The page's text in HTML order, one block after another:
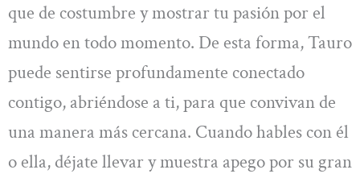
que de costumbre y mostrar tu pasión por el
mundo en todo momento. De esta forma, Tauro
puede sentirse profundamente conectado
contigo, abriéndose a ti, para que convivan de
una manera más cercana. Cuando hables con él
o ella, déjate llevar y muestra apego por su gran